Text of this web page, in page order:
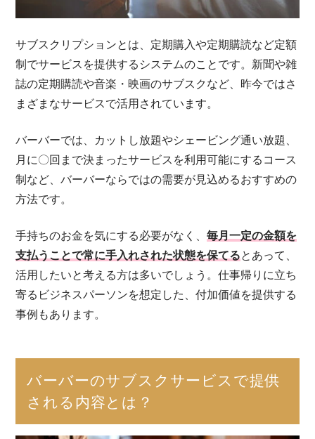
サブスクリプションとは、定期購入や定期購読など定額
制でサービスを提供するシステムのことです。新聞や雑
誌の定期購読や音楽・映画のサブスクなど、昨今ではさ
まざまなサービスで活用されています。
バーバーでは、カットし放題やシェービング通い放題、
月に〇回まで決まったサービスを利用可能にするコース
制など、バーバーならではの需要が見込めるおすすめの
方法です。
手持ちのお金を気にする必要がなく、毎月一定の金額を
支払うことで常に手入れされた状態を保てるとあって、
活用したいと考える方は多いでしょう。仕事帰りに立ち
寄るビジネスパーソンを想定した、付加価値を提供する
事例もあります。
バーバーのサブスクサービスで提供
される内容とは？